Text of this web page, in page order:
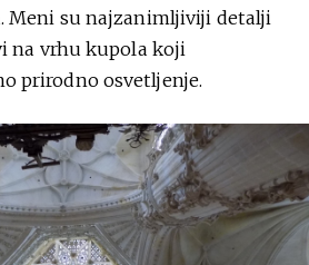
Meni su najzanimljiviji detalji
na vrhu kupola koji
prirodno osvetljenje.